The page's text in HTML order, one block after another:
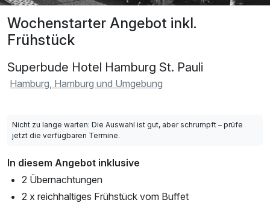
Wochenstarter Angebot inkl.
Frühstück
Superbude Hotel Hamburg St. Pauli
Hamburg, Hamburg und Umgebung
Nicht zu lange warten: Die Auswahl ist gut, aber schrumpft – prüfe
jetzt die verfügbaren Termine.
In diesem Angebot inklusive
2 Übernachtungen
2 x reichhaltiges Frühstück vom Buffet